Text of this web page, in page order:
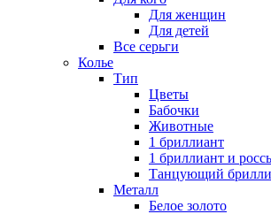
Для женщин
Для детей
Все серьги
Колье
Тип
Цветы
Бабочки
Животные
1 бриллиант
1 бриллиант и
Танцующий
Металл
Белое золото